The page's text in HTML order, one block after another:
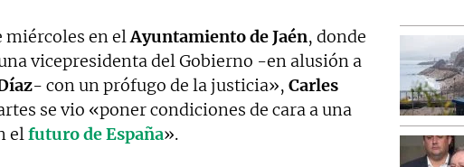
miércoles en elAyuntamiento de Jaén, donde
vicepresidenta del Gobierno -en alusión a
- con un prófugo de la justicia», Carles
se vio «poner condiciones de cara a una
elfuturo de España».